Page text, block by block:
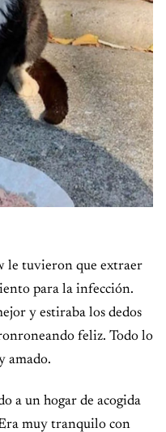
le tuvieron que extraer
para la infección.
y estiraba los dedos
feliz. Todo lo
amado.
a un hogar de acogida
muy tranquilo con